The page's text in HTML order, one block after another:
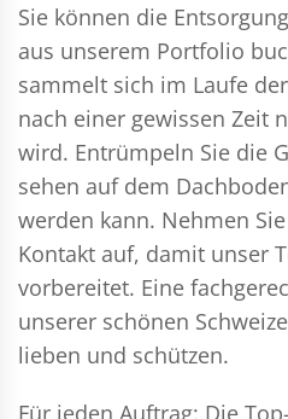
Sie können die
aus unserem Portfolio
sammelt sich im Laufe
nach einer gewissen Zeit
wird. Entrümpeln Sie die
sehen auf dem
werden kann. Nehmen
Kontakt auf, damit unser
vorbereitet. Eine
unserer schönen
lieben und schützen.
Für jeden Auftrag: Die